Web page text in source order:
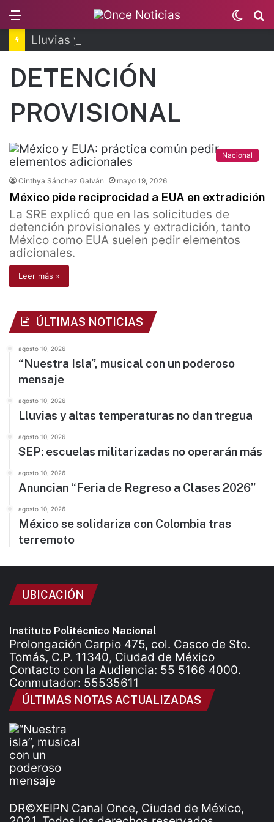
Switch
skin
DETENCIÓN
PROVISIONAL
Nacional
Cinthya Sánchez Galván mayo 19, 2026
México pide reciprocidad a EUA en extradición
La SRE explicó que en las solicitudes de
detención provisionales y extradición, tanto
México como EUA suelen pedir elementos
adicionales.
Leer más »
ÚLTIMAS NOTICIAS
agosto 10, 2026
“Nuestra Isla”, musical con un poderoso
mensaje
agosto 10, 2026
Lluvias y altas temperaturas no dan tregua
agosto 10, 2026
SEP: escuelas militarizadas no operarán más
agosto 10, 2026
Anuncian “Feria de Regreso a Clases 2026”
agosto 10, 2026
México se solidariza con Colombia tras
terremoto
UBICACIÓN
Instituto Politécnico Nacional
Prolongación Carpio 475, col. Casco de Sto.
Tomás, C.P. 11340, Ciudad de México
Contacto con la Audiencia: 55 5166 4000.
Conmutador: 55535611
ÚLTIMAS NOTAS ACTUALIZADAS
DR©XEIPN Canal Once, Ciudad de México,